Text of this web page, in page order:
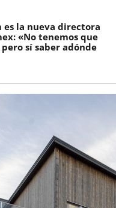
es la nueva directora
«No tenemos que
sí saber adónde